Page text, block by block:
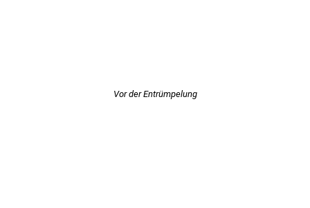
Vor der Entrümpelung